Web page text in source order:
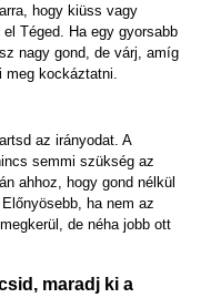
hogy kiüss vagy
Téged. Ha egy gyorsabb
nagy gond, de várj, amíg
meg kockáztatni.
az irányodat. A
semmi szükség az
ahhoz, hogy gond nélkül
ha nem az
de néha jobb ott
maradj ki a